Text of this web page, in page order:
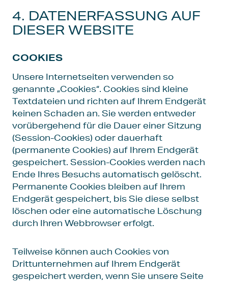
4. DATENERFASSUNG AUF
DIESER WEBSITE
COOKIES
Unsere Internetseiten verwenden so
genannte „Cookies“. Cookies sind kleine
Textdateien und richten auf Ihrem Endgerät
keinen Schaden an. Sie werden entweder
vorübergehend für die Dauer einer Sitzung
(Session-Cookies) oder dauerhaft
(permanente Cookies) auf Ihrem Endgerät
gespeichert. Session-Cookies werden nach
Ende Ihres Besuchs automatisch gelöscht.
Permanente Cookies bleiben auf Ihrem
Endgerät gespeichert, bis Sie diese selbst
löschen oder eine automatische Löschung
durch Ihren Webbrowser erfolgt.
Teilweise können auch Cookies von
Drittunternehmen auf Ihrem Endgerät
gespeichert werden, wenn Sie unsere Seite